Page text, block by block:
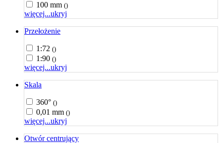
100 mm ()
więcej...ukryj
Przełożenie
1:72 ()
1:90 ()
więcej...ukryj
Skala
360° ()
0,01 mm ()
więcej...ukryj
Otwór centrujący